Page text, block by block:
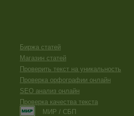
Биржа статей
Магазин статей
Проверить текст на уникальность
Проверка орфографии онлайн
SEO анализ онлайн
Проверка качества текста
МИР / СБП